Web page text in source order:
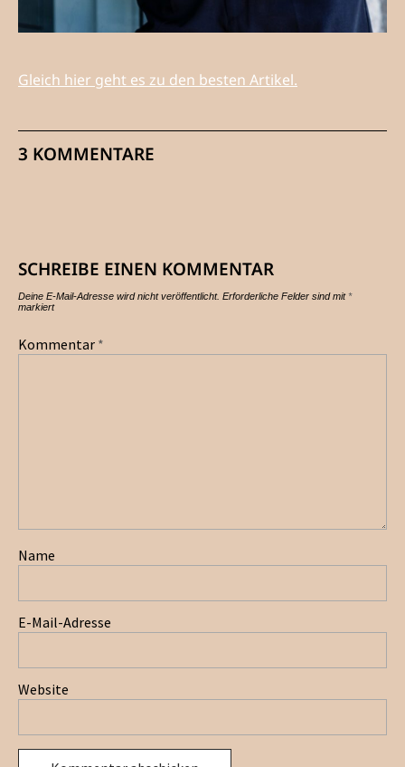
Gleich hier geht es zu den besten Artikel.
3 KOMMENTARE
SCHREIBE EINEN KOMMENTAR
Deine E-Mail-Adresse wird nicht veröffentlicht. Erforderliche Felder sind mit*
markiert
Kommentar *
Name
E-Mail-Adresse
Website